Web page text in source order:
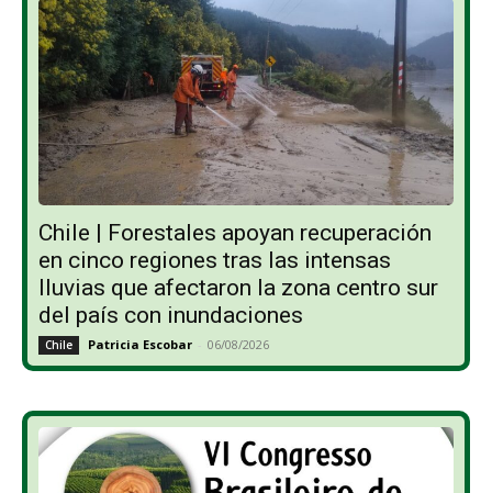
Chile | Forestales apoyan recuperación
en cinco regiones tras las intensas
lluvias que afectaron la zona centro sur
del país con inundaciones
Chile Patricia Escobar - 06/08/2026